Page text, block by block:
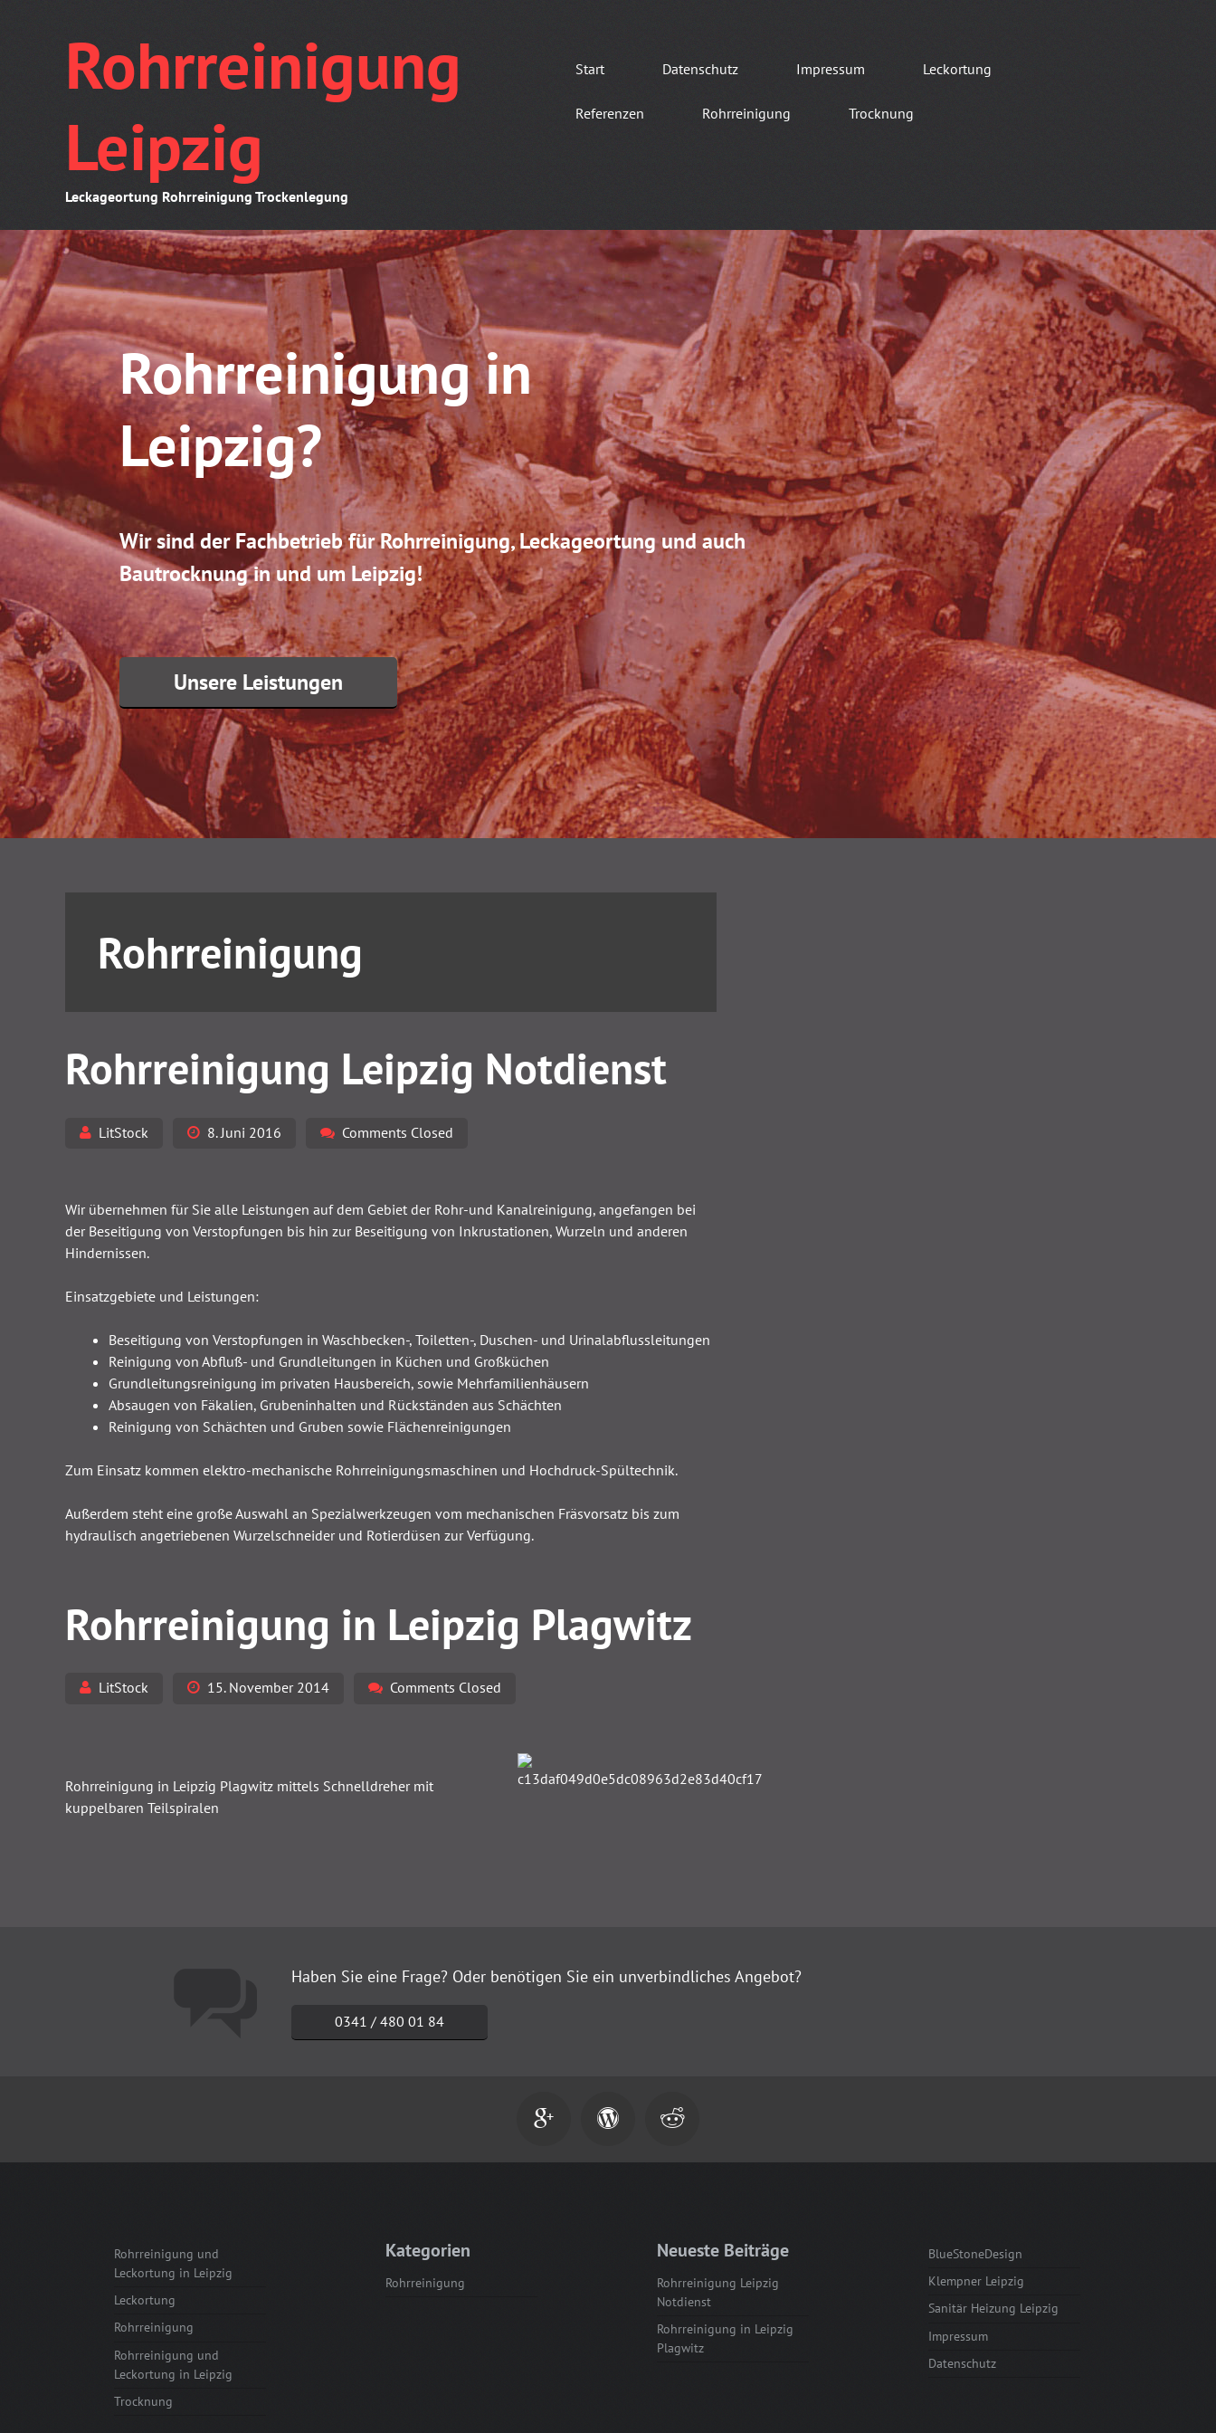
Rohrreinigung
Leipzig
Leckageortung Rohrreinigung Trockenlegung
Start Datenschutz Impressum Leckortung
Referenzen Rohrreinigung Trocknung
Rohrreinigung in
Leipzig?
Wir sind der Fachbetrieb für Rohrreinigung, Leckageortung und auch
Bautrocknung in und um Leipzig!
Unsere Leistungen
Rohrreinigung
Rohrreinigung Leipzig Notdienst
LitStock 8. Juni 2016 Comments Closed
Wir übernehmen für Sie alle Leistungen auf dem Gebiet der Rohr-und Kanalreinigung, angefangen bei
der Beseitigung von Verstopfungen bis hin zur Beseitigung von Inkrustationen, Wurzeln und anderen
Hindernissen.
Einsatzgebiete und Leistungen:
Beseitigung von Verstopfungen in Waschbecken-, Toiletten-, Duschen- und Urinalabflussleitungen
Reinigung von Abfluß- und Grundleitungen in Küchen und Großküchen
Grundleitungsreinigung im privaten Hausbereich, sowie Mehrfamilienhäusern
Absaugen von Fäkalien, Grubeninhalten und Rückständen aus Schächten
Reinigung von Schächten und Gruben sowie Flächenreinigungen
Zum Einsatz kommen elektro-mechanische Rohrreinigungsmaschinen und Hochdruck-Spültechnik.
Außerdem steht eine große Auswahl an Spezialwerkzeugen vom mechanischen Fräsvorsatz bis zum
hydraulisch angetriebenen Wurzelschneider und Rotierdüsen zur Verfügung.
Rohrreinigung in Leipzig Plagwitz
LitStock 15. November 2014 Comments Closed
Rohrreinigung in Leipzig Plagwitz mittels Schnelldreher mit
kuppelbaren Teilspiralen
Haben Sie eine Frage? Oder benötigen Sie ein unverbindliches Angebot?
0341 / 480 01 84
  
Rohrreinigung und
Leckortung in Leipzig
Leckortung
Rohrreinigung
Rohrreinigung und
Leckortung in Leipzig
Trocknung
Kategorien
Rohrreinigung
Neueste Beiträge
Rohrreinigung Leipzig
Notdienst
Rohrreinigung in Leipzig
Plagwitz
BlueStoneDesign
Klempner Leipzig
Sanitär Heizung Leipzig
Impressum
Datenschutz